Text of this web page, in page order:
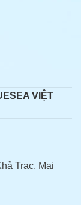
VIỆT
Trạc, Mai